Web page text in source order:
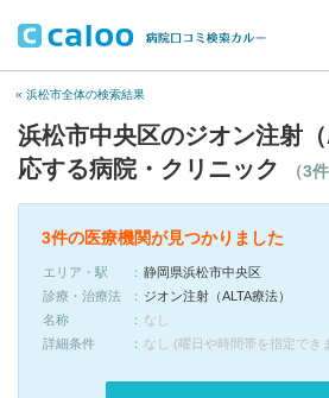
« 浜松市全体の検索結果
浜松市中央区のジオン注射
応する病院・クリニック
（3件
3件の医療機関が見つかりました
エリア・駅
静岡県浜松市中央区
診療・治療法
ジオン注射（ALTA療法）
名称
なし
詳細条件
なし (曜日や時間帯を指定でき